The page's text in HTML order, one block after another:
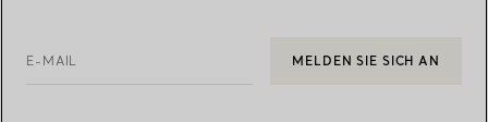
E-MAIL MELDEN SIE SICH AN